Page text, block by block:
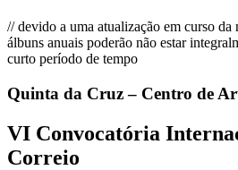
// devido a uma atualização em curso da
álbuns anuais poderão não estar
curto período de tempo
Quinta da Cruz – Centro de
VI Convocatória
Correio